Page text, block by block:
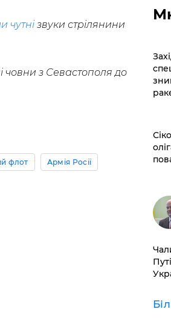
чутні звуки стрілянини
човни з Севастополя до
флот Армія Росії